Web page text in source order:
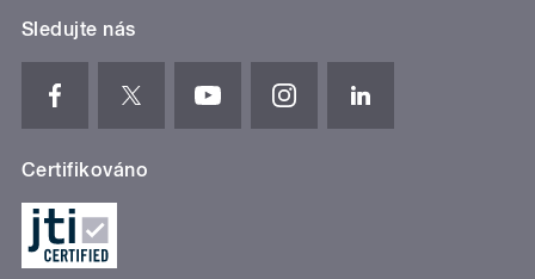
Sledujte nás
Certifikováno